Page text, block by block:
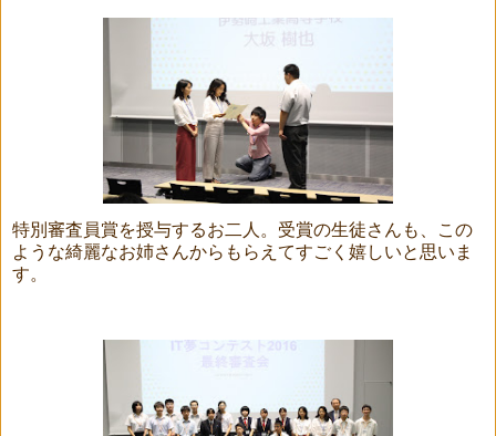
特別審査員賞を授与するお二人。受賞の生徒さんも、この
ような綺麗なお姉さんからもらえてすごく嬉しいと思いま
す。